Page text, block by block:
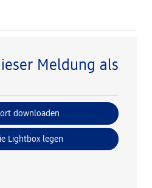
Meldung als
downloaden
Lightbox legen